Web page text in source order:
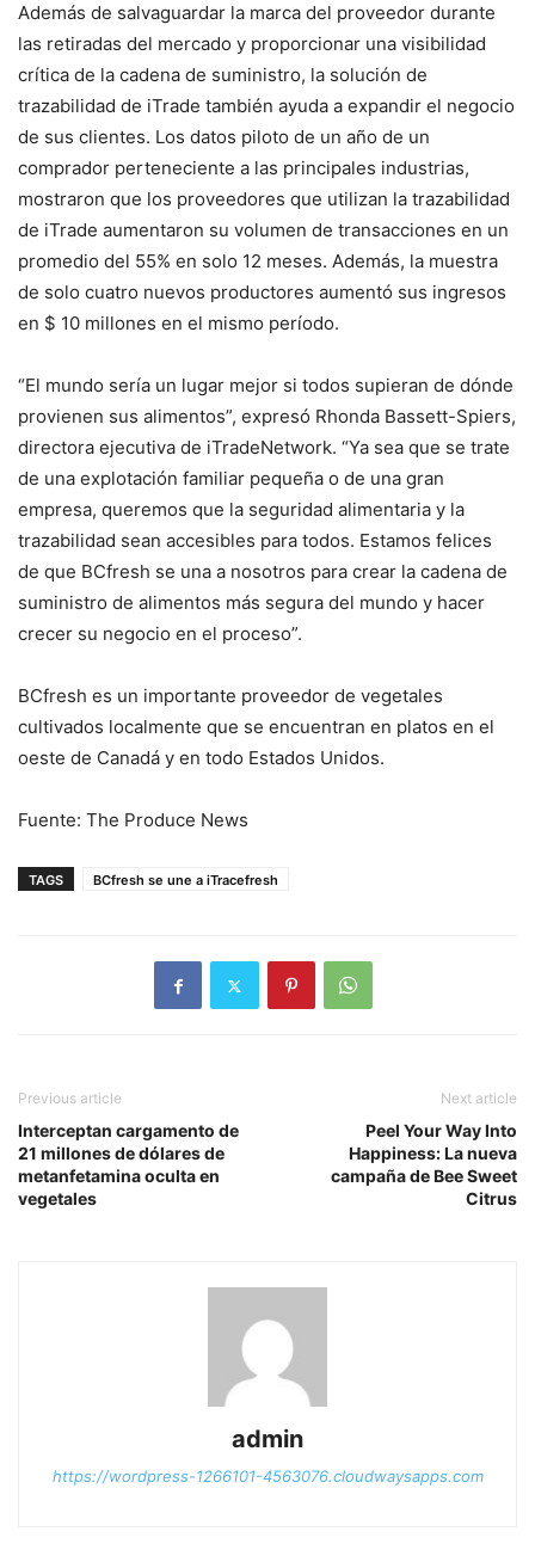
Además de salvaguardar la marca del proveedor durante
las retiradas del mercado y proporcionar una visibilidad
crítica de la cadena de suministro, la solución de
trazabilidad de iTrade también ayuda a expandir el negocio
de sus clientes. Los datos piloto de un año de un
comprador perteneciente a las principales industrias,
mostraron que los proveedores que utilizan la trazabilidad
de iTrade aumentaron su volumen de transacciones en un
promedio del 55% en solo 12 meses. Además, la muestra
de solo cuatro nuevos productores aumentó sus ingresos
en $ 10 millones en el mismo período.
“El mundo sería un lugar mejor si todos supieran de dónde
provienen sus alimentos”, expresó Rhonda Bassett-Spiers,
directora ejecutiva de iTradeNetwork. “Ya sea que se trate
de una explotación familiar pequeña o de una gran
empresa, queremos que la seguridad alimentaria y la
trazabilidad sean accesibles para todos. Estamos felices
de que BCfresh se una a nosotros para crear la cadena de
suministro de alimentos más segura del mundo y hacer
crecer su negocio en el proceso”.
BCfresh es un importante proveedor de vegetales
cultivados localmente que se encuentran en platos en el
oeste de Canadá y en todo Estados Unidos.
Fuente: The Produce News
TAGS BCfresh se une a iTracefresh
Previous article
Interceptan cargamento de
21 millones de dólares de
metanfetamina oculta en
vegetales
Next article
Peel Your Way Into
Happiness: La nueva
campaña de Bee Sweet
Citrus
admin
https://wordpress-1266101-4563076.cloudwaysapps.com